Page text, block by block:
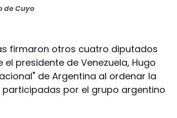
de Cuyo
firmaron otros cuatro diputados
presidente de Venezuela, Hugo
de Argentina al ordenar la
por el grupo argentino